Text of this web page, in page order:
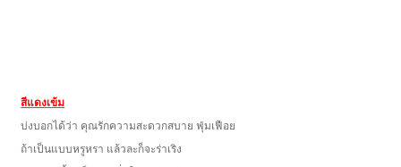
สีแดงเข้ม
บ่งบอกได้ว่า คุณรักความสะดวกสบาย ฟุ่มเฟือย
ถ้าเป็นแบบหรูหรา แล้วละก็จะร่าเริง